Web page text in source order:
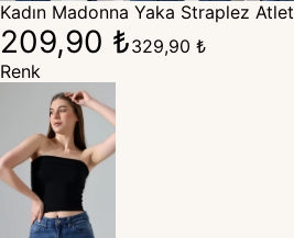
Kadın Madonna Yaka Straplez Atlet
209,90 ₺329,90 ₺
Renk